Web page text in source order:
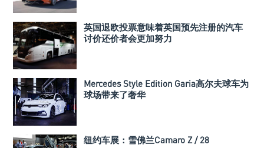
英国退欧投票意味着英国预先注册的汽车
讨价还价者会更加努力
Mercedes Style Edition Garia高尔夫球车为
球场带来了奢华
纽约车展：雪佛兰Camaro Z / 28